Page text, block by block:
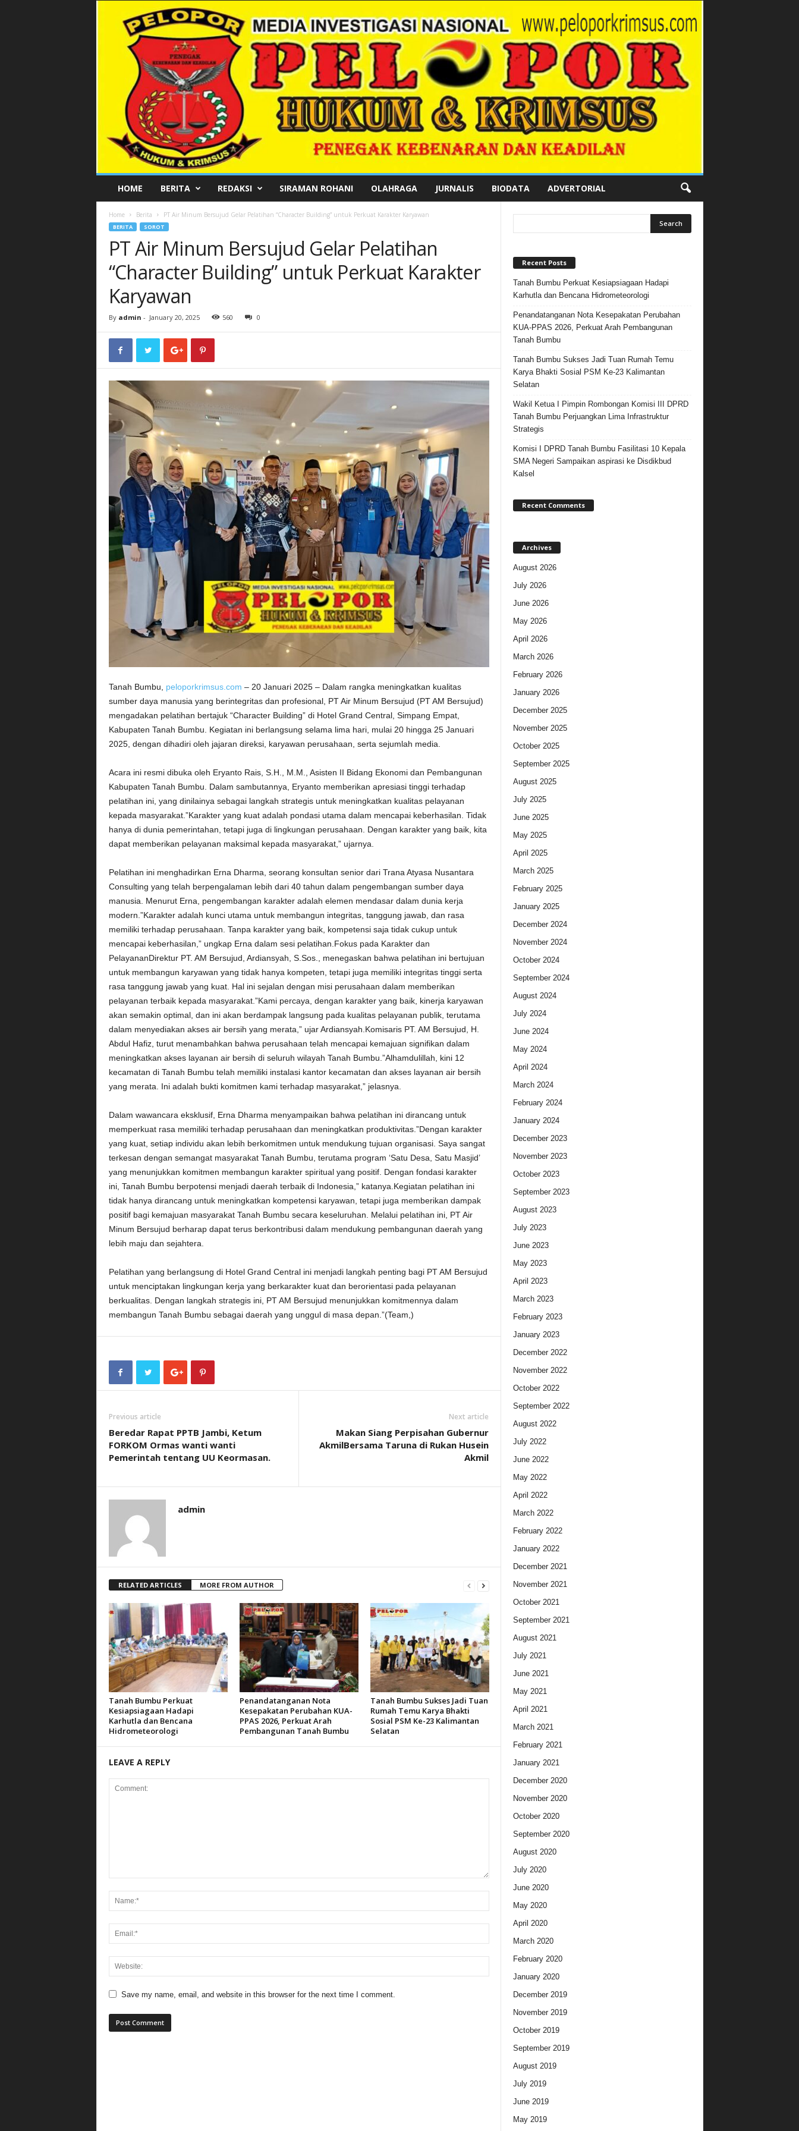
L
HOME BERITA REDAKSI SIRAMAN ROHANI OLAHRAGA JURNALIS BIODATA ADVERTORIAL
Home Berita PT Air Minum Bersujud Gelar Pelatihan “Character Building” untuk Perkuat Karakter Karyawan
BERITA SOROT
PT Air Minum Bersujud Gelar Pelatihan
“Character Building” untuk Perkuat Karakter
Karyawan
By admin - January 20, 2025 560 0
Tanah Bumbu, peloporkrimsus.com – 20 Januari 2025 – Dalam rangka meningkatkan kualitas
sumber daya manusia yang berintegritas dan profesional, PT Air Minum Bersujud (PT AM Bersujud)
mengadakan pelatihan bertajuk “Character Building” di Hotel Grand Central, Simpang Empat,
Kabupaten Tanah Bumbu. Kegiatan ini berlangsung selama lima hari, mulai 20 hingga 25 Januari
2025, dengan dihadiri oleh jajaran direksi, karyawan perusahaan, serta sejumlah media.
Acara ini resmi dibuka oleh Eryanto Rais, S.H., M.M., Asisten II Bidang Ekonomi dan Pembangunan
Kabupaten Tanah Bumbu. Dalam sambutannya, Eryanto memberikan apresiasi tinggi terhadap
pelatihan ini, yang dinilainya sebagai langkah strategis untuk meningkatkan kualitas pelayanan
kepada masyarakat.”Karakter yang kuat adalah pondasi utama dalam mencapai keberhasilan. Tidak
hanya di dunia pemerintahan, tetapi juga di lingkungan perusahaan. Dengan karakter yang baik, kita
dapat memberikan pelayanan maksimal kepada masyarakat,” ujarnya.
Pelatihan ini menghadirkan Erna Dharma, seorang konsultan senior dari Trana Atyasa Nusantara
Consulting yang telah berpengalaman lebih dari 40 tahun dalam pengembangan sumber daya
manusia. Menurut Erna, pengembangan karakter adalah elemen mendasar dalam dunia kerja
modern.”Karakter adalah kunci utama untuk membangun integritas, tanggung jawab, dan rasa
memiliki terhadap perusahaan. Tanpa karakter yang baik, kompetensi saja tidak cukup untuk
mencapai keberhasilan,” ungkap Erna dalam sesi pelatihan.Fokus pada Karakter dan
PelayananDirektur PT. AM Bersujud, Ardiansyah, S.Sos., menegaskan bahwa pelatihan ini bertujuan
untuk membangun karyawan yang tidak hanya kompeten, tetapi juga memiliki integritas tinggi serta
rasa tanggung jawab yang kuat. Hal ini sejalan dengan misi perusahaan dalam memberikan
pelayanan terbaik kepada masyarakat.”Kami percaya, dengan karakter yang baik, kinerja karyawan
akan semakin optimal, dan ini akan berdampak langsung pada kualitas pelayanan publik, terutama
dalam menyediakan akses air bersih yang merata,” ujar Ardiansyah.Komisaris PT. AM Bersujud, H.
Abdul Hafiz, turut menambahkan bahwa perusahaan telah mencapai kemajuan signifikan dalam
meningkatkan akses layanan air bersih di seluruh wilayah Tanah Bumbu.”Alhamdulillah, kini 12
kecamatan di Tanah Bumbu telah memiliki instalasi kantor kecamatan dan akses layanan air bersih
yang merata. Ini adalah bukti komitmen kami terhadap masyarakat,” jelasnya.
Dalam wawancara eksklusif, Erna Dharma menyampaikan bahwa pelatihan ini dirancang untuk
memperkuat rasa memiliki terhadap perusahaan dan meningkatkan produktivitas.”Dengan karakter
yang kuat, setiap individu akan lebih berkomitmen untuk mendukung tujuan organisasi. Saya sangat
terkesan dengan semangat masyarakat Tanah Bumbu, terutama program ‘Satu Desa, Satu Masjid’
yang menunjukkan komitmen membangun karakter spiritual yang positif. Dengan fondasi karakter
ini, Tanah Bumbu berpotensi menjadi daerah terbaik di Indonesia,” katanya.Kegiatan pelatihan ini
tidak hanya dirancang untuk meningkatkan kompetensi karyawan, tetapi juga memberikan dampak
positif bagi kemajuan masyarakat Tanah Bumbu secara keseluruhan. Melalui pelatihan ini, PT Air
Minum Bersujud berharap dapat terus berkontribusi dalam mendukung pembangunan daerah yang
lebih maju dan sejahtera.
Pelatihan yang berlangsung di Hotel Grand Central ini menjadi langkah penting bagi PT AM Bersujud
untuk menciptakan lingkungan kerja yang berkarakter kuat dan berorientasi pada pelayanan
berkualitas. Dengan langkah strategis ini, PT AM Bersujud menunjukkan komitmennya dalam
membangun Tanah Bumbu sebagai daerah yang unggul di masa depan.”(Team,)
Previous article
Beredar Rapat PPTB Jambi, Ketum
FORKOM Ormas wanti wanti
Pemerintah tentang UU Keormasan.
Next article
Makan Siang Perpisahan Gubernur
AkmilBersama Taruna di Rukan Husein
Akmil
admin
RELATED ARTICLES MORE FROM AUTHOR
Tanah Bumbu Perkuat
Kesiapsiagaan Hadapi
Karhutla dan Bencana
Hidrometeorologi
Penandatanganan Nota
Kesepakatan Perubahan KUA-
PPAS 2026, Perkuat Arah
Pembangunan Tanah Bumbu
Tanah Bumbu Sukses Jadi Tuan
Rumah Temu Karya Bhakti
Sosial PSM Ke-23 Kalimantan
Selatan
LEAVE A REPLY
Save my name, email, and website in this browser for the next time I comment.
Recent Posts
Tanah Bumbu Perkuat Kesiapsiagaan Hadapi
Karhutla dan Bencana Hidrometeorologi
Penandatanganan Nota Kesepakatan Perubahan
KUA-PPAS 2026, Perkuat Arah Pembangunan
Tanah Bumbu
Tanah Bumbu Sukses Jadi Tuan Rumah Temu
Karya Bhakti Sosial PSM Ke-23 Kalimantan
Selatan
Wakil Ketua I Pimpin Rombongan Komisi III DPRD
Tanah Bumbu Perjuangkan Lima Infrastruktur
Strategis
Komisi I DPRD Tanah Bumbu Fasilitasi 10 Kepala
SMA Negeri Sampaikan aspirasi ke Disdikbud
Kalsel
Recent Comments
Archives
August 2026
July 2026
June 2026
May 2026
April 2026
March 2026
February 2026
January 2026
December 2025
November 2025
October 2025
September 2025
August 2025
July 2025
June 2025
May 2025
April 2025
March 2025
February 2025
January 2025
December 2024
November 2024
October 2024
September 2024
August 2024
July 2024
June 2024
May 2024
April 2024
March 2024
February 2024
January 2024
December 2023
November 2023
October 2023
September 2023
August 2023
July 2023
June 2023
May 2023
April 2023
March 2023
February 2023
January 2023
December 2022
November 2022
October 2022
September 2022
August 2022
July 2022
June 2022
May 2022
April 2022
March 2022
February 2022
January 2022
December 2021
November 2021
October 2021
September 2021
August 2021
July 2021
June 2021
May 2021
April 2021
March 2021
February 2021
January 2021
December 2020
November 2020
October 2020
September 2020
August 2020
July 2020
June 2020
May 2020
April 2020
March 2020
February 2020
January 2020
December 2019
November 2019
October 2019
September 2019
August 2019
July 2019
June 2019
May 2019